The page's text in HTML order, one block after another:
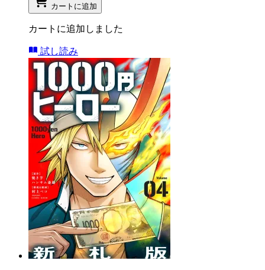
カートに追加
カートに追加しました
試し読み